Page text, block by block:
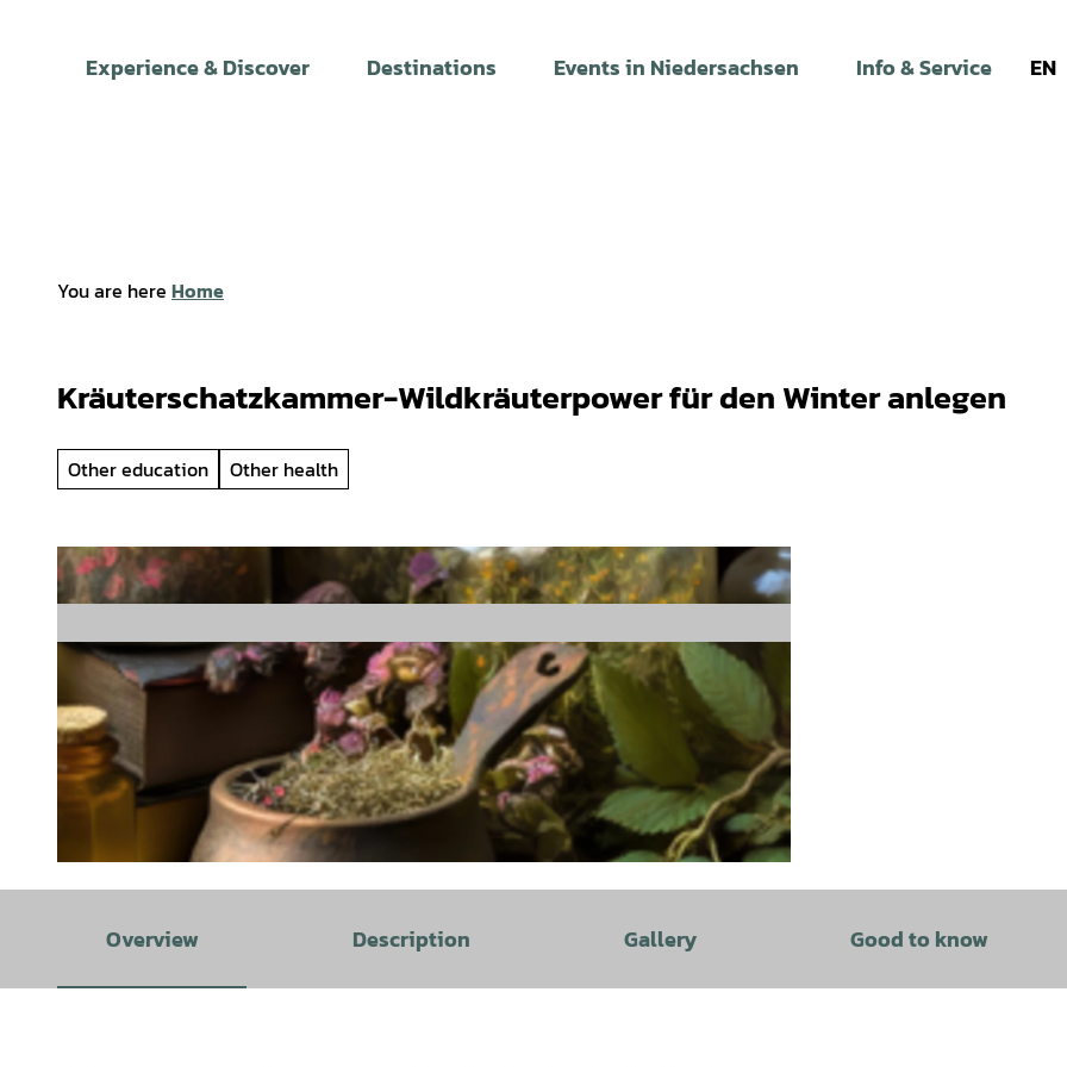
Experience & Discover Destinations Events in Niedersachsen Info & Service EN
You are here Home
Kräuterschatzkammer-Wildkräuterpower für den Winter anlegen
Other education Other health
Overview Description Gallery Good to know